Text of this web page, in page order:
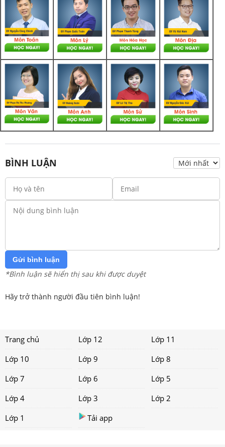
BÌNH LUẬN
Gửi bình luận
*Bình luận sẽ hiển thị sau khi được duyệt
Hãy trở thành người đầu tiên bình luận!
Trang chủ Lớp 12
Lớp 11
Lớp 10
Lớp 9
Lớp 8
Lớp 7
Lớp 6
Lớp 5
Lớp 4
Lớp 3
Lớp 2
Lớp 1
Tải app